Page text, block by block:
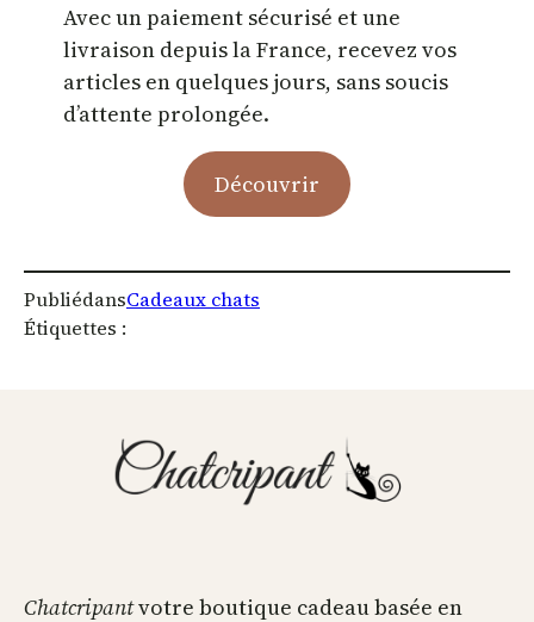
Avec un paiement sécurisé et une
livraison depuis la France, recevez vos
articles en quelques jours, sans soucis
d’attente prolongée.
Découvrir
PubliédansCadeaux chats
Étiquettes :
Chatcripantvotre boutique cadeau basée en